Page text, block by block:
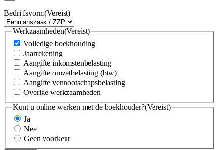
Bedrijfsvorm(Vereist)
Werkzaamheden(Vereist)
Volledige boekhouding
Jaarrekening
Aangifte inkomstenbelasting
Aangifte omzetbelasting (btw)
Aangifte vennootschapsbelasting
Overige werkzaamheden
Kunt u online werken met de boekhouder?(Vereist)
Ja
Nee
Geen voorkeur